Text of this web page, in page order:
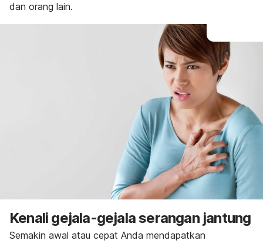
dan orang lain.
Kenali gejala-gejala serangan jantung
Semakin awal atau cepat Anda mendapatkan